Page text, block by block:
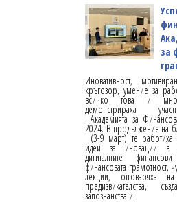
за
Иновативност,
кръгозор, умение за
всичко това и
демонстрираха
Академията за
2024. В продължение на
(3-9 март) те работиха
идеи за иновации в
дигиталните
финансовата грамотност,
лекции, отговаряха
предизвикателства,
запознанства и